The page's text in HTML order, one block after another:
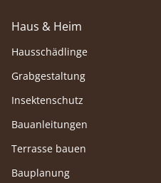
Haus & Heim
Hausschädlinge
Grabgestaltung
Insektenschutz
Bauanleitungen
Terrasse bauen
Bauplanung